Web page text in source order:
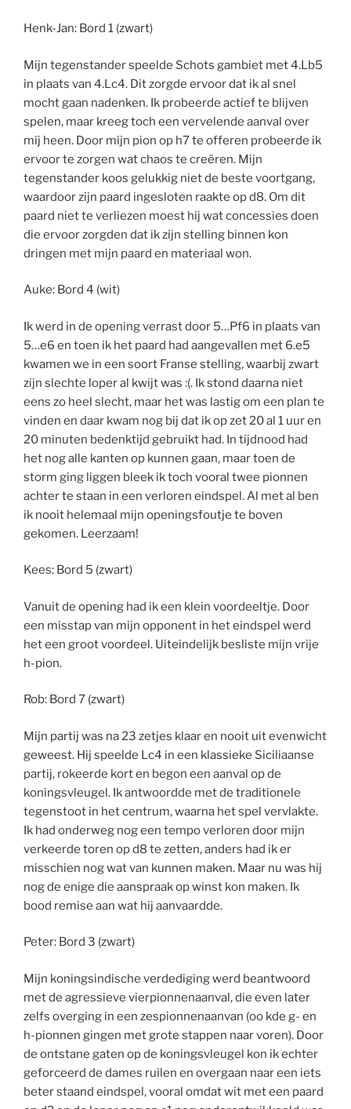
Henk-Jan: Bord 1 (zwart)
Mijn tegenstander speelde Schots gambiet met 4.Lb5
in plaats van 4.Lc4. Dit zorgde ervoor dat ik al snel
mocht gaan nadenken. Ik probeerde actief te blijven
spelen, maar kreeg toch een vervelende aanval over
mij heen. Door mijn pion op h7 te offeren probeerde ik
ervoor te zorgen wat chaos te creëren. Mijn
tegenstander koos gelukkig niet de beste voortgang,
waardoor zijn paard ingesloten raakte op d8. Om dit
paard niet te verliezen moest hij wat concessies doen
die ervoor zorgden dat ik zijn stelling binnen kon
dringen met mijn paard en materiaal won.
Auke: Bord 4 (wit)
Ik werd in de opening verrast door 5…Pf6 in plaats van
5…e6 en toen ik het paard had aangevallen met 6.e5
kwamen we in een soort Franse stelling, waarbij zwart
zijn slechte loper al kwijt was :(. Ik stond daarna niet
eens zo heel slecht, maar het was lastig om een plan te
vinden en daar kwam nog bij dat ik op zet 20 al 1 uur en
20 minuten bedenktijd gebruikt had. In tijdnood had
het nog alle kanten op kunnen gaan, maar toen de
storm ging liggen bleek ik toch vooral twee pionnen
achter te staan in een verloren eindspel. Al met al ben
ik nooit helemaal mijn openingsfoutje te boven
gekomen. Leerzaam!
Kees: Bord 5 (zwart)
Vanuit de opening had ik een klein voordeeltje. Door
een misstap van mijn opponent in het eindspel werd
het een groot voordeel. Uiteindelijk besliste mijn vrije
h-pion.
Rob: Bord 7 (zwart)
Mijn partij was na 23 zetjes klaar en nooit uit evenwicht
geweest. Hij speelde Lc4 in een klassieke Siciliaanse
partij, rokeerde kort en begon een aanval op de
koningsvleugel. Ik antwoordde met de traditionele
tegenstoot in het centrum, waarna het spel vervlakte.
Ik had onderweg nog een tempo verloren door mijn
verkeerde toren op d8 te zetten, anders had ik er
misschien nog wat van kunnen maken. Maar nu was hij
nog de enige die aanspraak op winst kon maken. Ik
bood remise aan wat hij aanvaardde.
Peter: Bord 3 (zwart)
Mijn koningsindische verdediging werd beantwoord
met de agressieve vierpionnenaanval, die even later
zelfs overging in een zespionnenaanvan (oo kde g- en
h-pionnen gingen met grote stappen naar voren). Door
de ontstane gaten op de koningsvleugel kon ik echter
geforceerd de dames ruilen en overgaan naar een iets
beter staand eindspel, vooral omdat wit met een paard